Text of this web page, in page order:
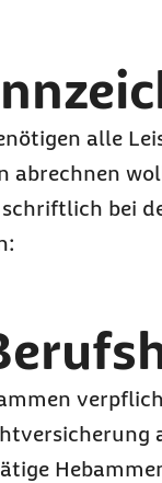
alle
abrechnen
bei